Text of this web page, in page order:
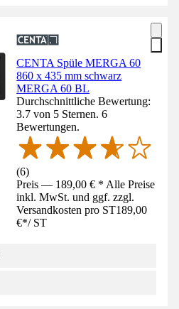
CENTA Spüle MERGA 60
860 x 435 mm schwarz
MERGA 60 BL
Durchschnittliche Bewertung:
3.7 von 5 Sternen. 6
Bewertungen.
(6)
Preis — 189,00 € * Alle Preise
inkl. MwSt. und ggf. zzgl.
Versandkosten pro ST189,00
€*/ ST